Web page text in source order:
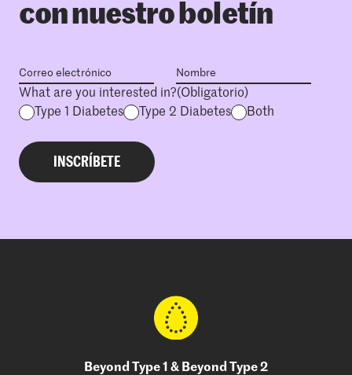
con nuestro boletín
What are you interested in?(Obligatorio)
Type 1 Diabetes
Type 2 Diabetes Both
Beyond Type 1 & Beyond Type 2